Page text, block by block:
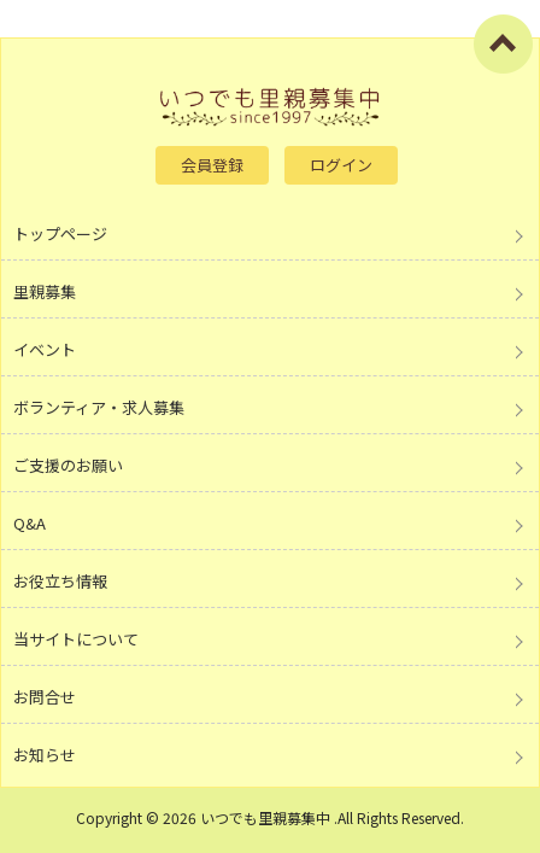
会員登録 ログイン
トップページ
里親募集
イベント
ボランティア・求人募集
ご支援のお願い
Q&A
お役立ち情報
当サイトについて
お問合せ
お知らせ
Copyright © 2026 いつでも里親募集中 .All Rights Reserved.